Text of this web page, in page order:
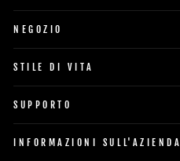
NEGOZIO
STILE DI VITA
SUPPORTO
INFORMAZIONI SULL'AZIENDA